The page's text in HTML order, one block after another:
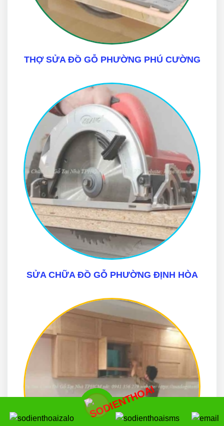
THỢ SỬA ĐỒ GỖ PHƯỜNG PHÚ CƯỜNG
SỬA CHỮA ĐỒ GỖ PHƯỜNG ĐỊNH HÒA